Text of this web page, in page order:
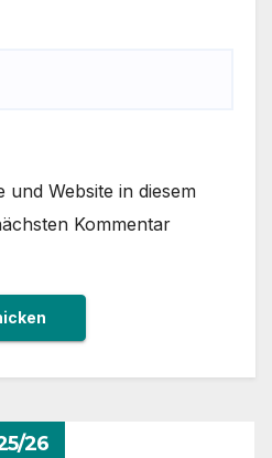
und Website in diesem
Kommentar
26